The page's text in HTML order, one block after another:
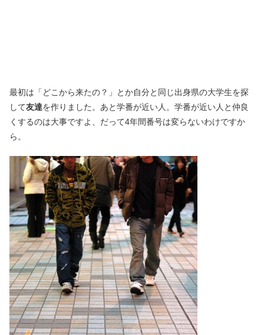
最初は「どこから来たの？」とか自分と同じ出身県の大学生を探
して友達を作りました。あと学番が近い人。学番が近い人と仲良
くするのは大事ですよ、だって4年間番号は変らないわけですか
ら。